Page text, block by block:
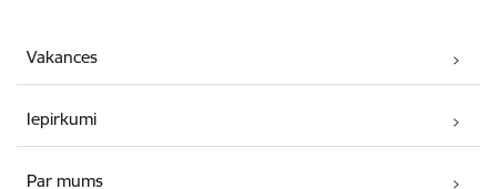
Vakances
Iepirkumi
Par mums